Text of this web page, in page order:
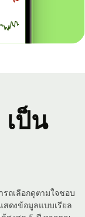
ป็น
ถเลือกดูตามใจชอบ
สดงข้อมูลแบบเรียล